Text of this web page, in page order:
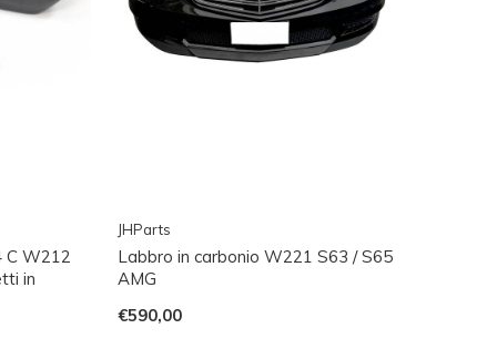
C W212
in
JHParts
Labbro in carbonio W221 S63 / S65
AMG
€590,00